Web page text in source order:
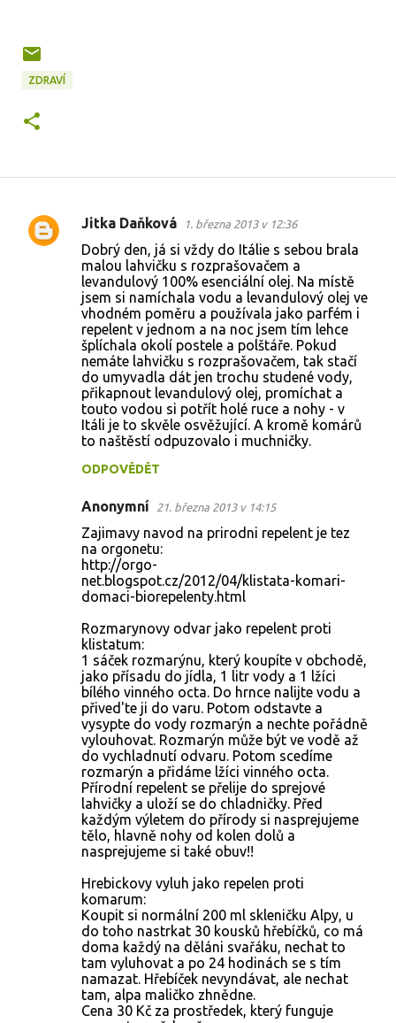
ZDRAVÍ
K
Jitka Daňková 1. března 2013 v 12:36
Dobrý den, já si vždy do Itálie s sebou brala
malou lahvičku s rozprašovačem a
levandulový 100% esenciální olej. Na místě
jsem si namíchala vodu a levandulový olej ve
vhodném poměru a používala jako parfém i
repelent v jednom a na noc jsem tím lehce
šplíchala okolí postele a polštáře. Pokud
nemáte lahvičku s rozprašovačem, tak stačí
do umyvadla dát jen trochu studené vody,
přikapnout levandulový olej, promíchat a
touto vodou si potřít holé ruce a nohy - v
Itáli je to skvěle osvěžující. A kromě komárů
to naštěstí odpuzovalo i muchničky.
ODPOVĚDĚT
Anonymní 21. března 2013 v 14:15
Zajimavy navod na prirodni repelent je tez
na orgonetu:
http://orgo-
net.blogspot.cz/2012/04/klistata-komari-
domaci-biorepelenty.html
Rozmarynovy odvar jako repelent proti
klistatum:
1 sáček rozmarýnu, který koupíte v obchodě,
jako přísadu do jídla, 1 litr vody a 1 lžíci
bílého vinného octa. Do hrnce nalijte vodu a
přived'te ji do varu. Potom odstavte a
vysypte do vody rozmarýn a nechte pořádně
vylouhovat. Rozmarýn může být ve vodě až
do vychladnutí odvaru. Potom scedíme
rozmarýn a přidáme lžíci vinného octa.
Přírodní repelent se přelije do sprejové
lahvičky a uloží se do chladničky. Před
každým výletem do přírody si nasprejujeme
tělo, hlavně nohy od kolen dolů a
nasprejujeme si také obuv!!
Hrebickovy vyluh jako repelen proti
komarum:
Koupit si normální 200 ml skleničku Alpy, u
do toho nastrkat 30 kousků hřebíčků, co má
doma každý na děláni svařáku, nechat to
tam vyluhovat a po 24 hodinách se s tím
namazat. Hřebíček nevyndávat, ale nechat
tam, alpa maličko zhnědne.
Cena 30 Kč za prostředek, který funguje